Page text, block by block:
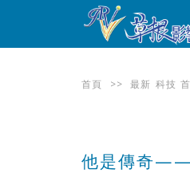
首頁 >> 最新 科技
他是傳奇